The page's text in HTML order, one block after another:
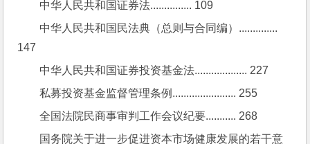
中华人民共和国证券法............... 109
中华人民共和国民法典（总则与合同编）..............
147
中华人民共和国证券投资基金法................... 227
私募投资基金监督管理条例....................... 255
全国法院民商事审判工作会议纪要........... 268
国务院关于进一步促进资本市场健康发展的若干意